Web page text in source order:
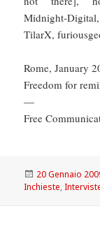
Midnight-
TilarX,
Rome, January
Freedom for
—
Free
Scritto
il
20 Gennaio
Inchieste,